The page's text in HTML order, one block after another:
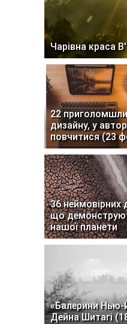
Чарівна краса
22
дизайну, у
повчитися (23
36 неймовірних
що
нашої планети
«Балерини
Дейна Шитагі